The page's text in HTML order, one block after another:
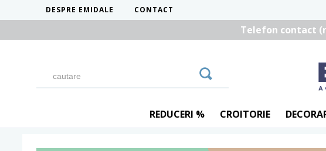
DESPRE EMIDALE CONTACT
Telefon contact
REDUCERI % CROITORIE